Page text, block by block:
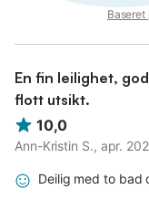
En fin leilighet,
flott utsikt.
10,0
Ann-Kristin S., apr.
Deilig med to bad